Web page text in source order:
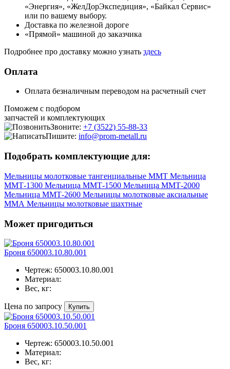
«Энергия», «ЖелДорЭкспедиция», «Байкал Сервис»
или по вашему выбору.
Доставка по железной дороге
«Прямой» машиной до заказчика
Подробнее про доставку можно узнать здесь
Оплата
Оплата безналичным переводом на расчетный счет
Поможем с подбором
запчастей и комплектующих
Звоните: +7 (3522) 55-88-33
Пишите: info@prom-metall.ru
Подобрать комплектующие для:
Мельницы молотковые тангенциальные ММТ Мельница
ММТ-1300 Мельница ММТ-1500 Мельница ММТ-2000
Мельница ММТ-2600 Мельницы молотковые аксиальные
ММА Мельницы молотковые шахтные
Может пригодиться
Броня 650003.10.80.001
Чертеж: 650003.10.80.001
Материал:
Вес, кг:
Цена по запросу Купить
Броня 650003.10.50.001
Чертеж: 650003.10.50.001
Материал:
Вес, кг: